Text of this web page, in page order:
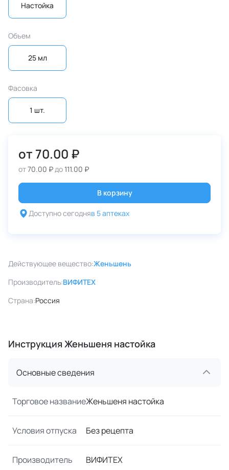
Настойка
Объем
25 мл
Фасовка
1 шт.
от 70.00 ₽
от70.00 ₽до111.00 ₽
В корзину
Доступно сегодняв 5 аптеках
Действующее вещество:Женьшень
Производитель:ВИФИТЕХ
Страна:Россия
Инструкция Женьшеня настойка
Основные сведения
Торговое названиеЖеньшеня настойка
Условия отпуска Без рецепта
Производитель ВИФИТЕХ